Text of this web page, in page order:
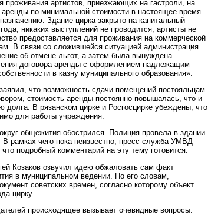
проживания артистов, приезжающих на гастроли, на
аренды по минимальной стоимости в настоящее время
Здание цирка закрыто на капитальный
никаких выступлений не проводится, артисты не
предоставляется для проживания на коммерческой
В связи со сложившейся ситуацией администрация
об отмене льгот, а затем была вынуждена
договора аренды с оформлением надлежащим
в казну муниципального образования».
что возможность сдачи помещений постояльцам
стоимость аренды постоянно повышалась, что и
долга. В рязанском цирке и Росгосцирке убеждены, что
для работы учреждения.
общежития обострился. Полиция провела в здании
рамках чего пока неизвестно, пресс-служба УМВД
подробный комментарий на эту тему готовится.
Козаков озвучил идею обжаловать сам факт
в муниципальном ведении. По его словам,
советских времен, согласно которому объект
цирку.
происходящее вызывает очевидные вопросы.